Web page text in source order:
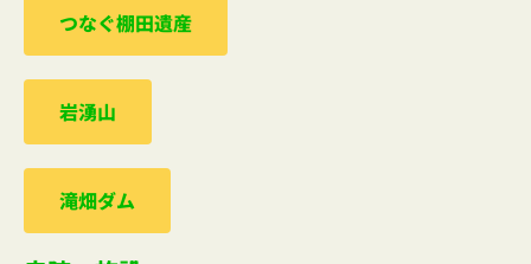
つなぐ棚田遺産
岩湧山
滝畑ダム